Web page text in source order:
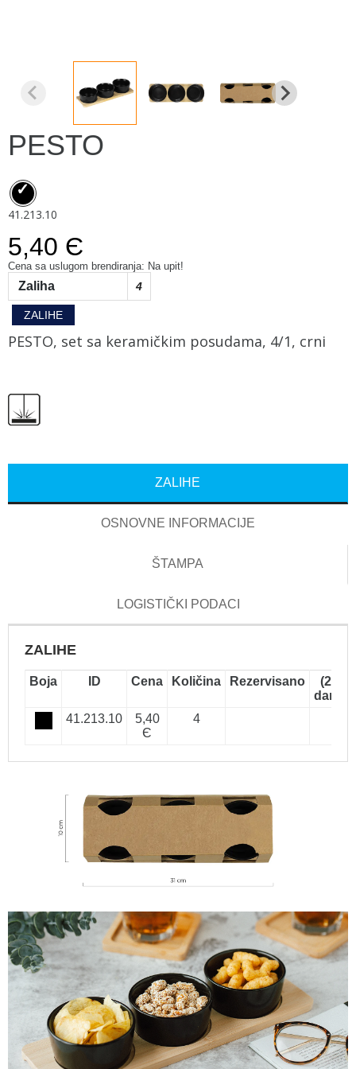
PESTO
41.213.10
5,40 Є
Cena sa uslugom brendiranja: Na upit!
Zaliha 4
ZALIHE
PESTO, set sa keramičkim posudama, 4/1, crni
ZALIHE
OSNOVNE INFORMACIJE
ŠTAMPA
LOGISTIČKI PODACI
ZALIHE
Boja ID Cena Količina Rezervisano
(2-5
dana)
41.213.10
5,40
Є
4